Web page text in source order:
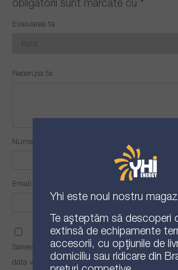
obligatorii sunt marcate cu *
Evaluarea ta
Recenzia ta
Nume
Email
Salvează-mi numele, emailul și site-ul web în
data viitoare când o să comentez.
Yhi este noul nostru
Te așteptăm să descoperi
extinsă de echipamente
accesorii, cu opțiunile de
domiciliu sau ridicare din